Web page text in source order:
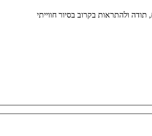
ולהתראות בקרוב בסיור חווייתי